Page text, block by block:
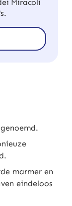
Miracoli
marmer en
eindeloos